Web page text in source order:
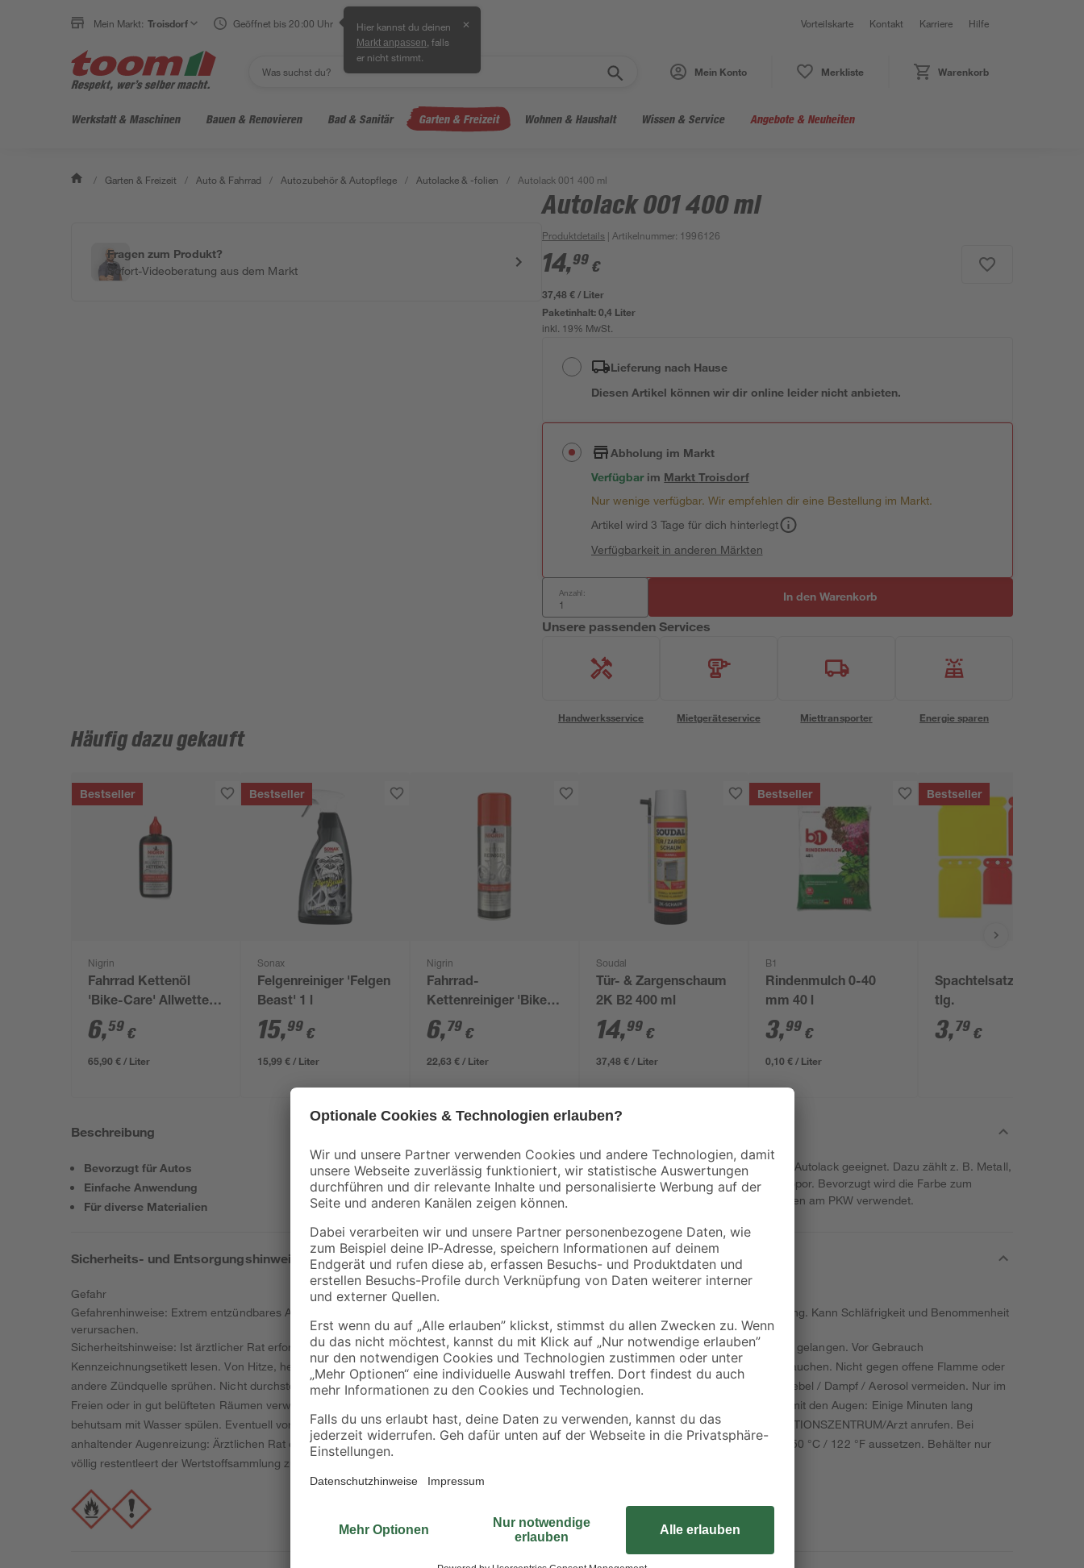
Mein Markt: Troisdorf Geöffnet bis 20:00 Uhr Hier kannst du deinen
Markt anpassen , falls
er nicht stimmt.
✕ Vorteilskarte Kontakt Karriere Hilfe
Mein Konto Merkliste Warenkorb
Werkstatt & Maschinen Bauen & Renovieren Bad & Sanitär Garten & Freizeit Wohnen & Haushalt Wissen & Service Angebote & Neuheiten
/ Garten & Freizeit / Auto & Fahrrad / Autozubehör & Autopflege / Autolacke & -folien / Autolack 001 400 ml
Fragen zum Produkt?
Sofort-Videoberatung aus dem Markt
Autolack 001 400 ml
Produktdetails | Artikelnummer: 1996126
14,99 €
37,48 € / Liter
Paketinhalt:0,4 Liter
inkl. 19% MwSt.
Lieferung nach Hause
Diesen Artikel können wir dir online leider nicht anbieten.
Abholung im Markt
Verfügbar im MarktTroisdorf
Nur wenige verfügbar. Wir empfehlen dir eine Bestellung im Markt.
Artikel wird 3 Tage für dich hinterlegt
Verfügbarkeit in anderen Märkten
Anzahl: In den Warenkorb
Unsere passenden Services
Handwerksservice Mietgeräteservice Miettransporter Energie sparen
Häufig dazu gekauft
Bestseller
Nigrin
Fahrrad Kettenöl
'Bike-Care' Allwetter
100 ml
6,59 €
65,90 € / Liter
Bestseller
Sonax
Felgenreiniger 'Felgen
Beast' 1 l
15,99 €
15,99 € / Liter
Nigrin
Fahrrad-
Kettenreiniger 'Bike
Line' 300 ml
6,79 €
22,63 € / Liter
Soudal
Tür- & Zargenschaum
2K B2 400 ml
14,99 €
37,48 € / Liter
Bestseller
B1
Rindenmulch 0-40
mm 40 l
3,99 €
0,10 € / Liter
Bestseller
Spachtelsatz glatt 4-
tlg.
3,79 €
Beschreibung
Bevorzugt für Autos
Einfache Anwendung
Für diverse Materialien
Für sämtliche Untergründen ist der hochwertige Autolack geeignet. Dazu zählt z. B. Metall,
Holz, Glas, Keramik, Papier, Kunststoff und Styropor. Bevorzugt wird die Farbe zum
Ausbessern von kleinen bis mittleren Lackschäden am PKW verwendet.
Sicherheits- und Entsorgungshinweise
Gefahr
Gefahrenhinweise: Extrem entzündbares Aerosol. Behälter steht unter Druck: kann bei Erwärmung bersten. Verursacht schwere Augenreizung. Kann Schläfrigkeit und Benommenheit
verursachen.
Sicherheitshinweise: Ist ärztlicher Rat erforderlich, Verpackung oder Kennzeichnungsetikett bereithalten. Darf nicht in die Hände von Kindern gelangen. Vor Gebrauch
Kennzeichnungsetikett lesen. Von Hitze, heißen Oberflächen, Funken, offenen Flammen sowie anderen Zündquellenarten fernhalten. Nicht rauchen. Nicht gegen offene Flamme oder
andere Zündquelle sprühen. Nicht durchstechen oder verbrennen, auch nicht nach der Verwendung. Einatmen von Staub / Rauch / Gas / Nebel / Dampf / Aerosol vermeiden. Nur im
Freien oder in gut belüfteten Räumen verwenden. Schutzhandschuhe / Schutzkleidung / Augenschutz / Gesichtsschutz tragen. Bei Kontakt mit den Augen: Einige Minuten lang
behutsam mit Wasser spülen. Eventuell vorhandene Kontaktlinsen nach Möglichkeit entfernen. Weiter spülen. Bei Unwohlsein GIFTINFORMATIONSZENTRUM/Arzt anrufen. Bei
anhaltender Augenreizung: Ärztlichen Rat einholen / ärztliche Hilfe hinzuziehen. Vor Sonnenbestrahlung schützen. Nicht Temperaturen über 50 °C / 122 °F aussetzen. Behälter nur
völlig restentleert der Wertstoffsammlung zuführen! Größere Produktreste zur Problemstoffsammelstelle bringen.